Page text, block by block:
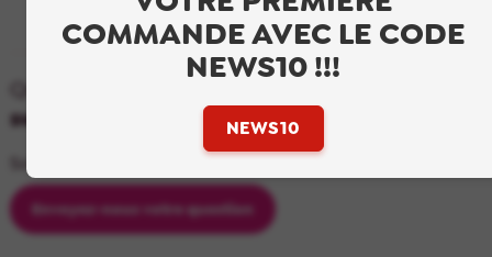
COMMANDE AVEC LE CODE
NEWS10 !!!
NEWS10
sur ce produit
Soyez le premier à poser une question sur ce produit !
Envoyez-nous votre question